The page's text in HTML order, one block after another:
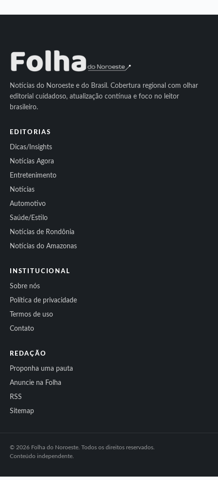
Notícias do Noroeste e do Brasil. Cobertura regional com olhar
editorial cuidadoso, atualização contínua e foco no leitor
brasileiro.
EDITORIAS
Dicas/Insights
Notícias Agora
Entretenimento
Notícias
Automotivo
Saúde/Estilo
Notícias de Rondônia
Notícias do Amazonas
INSTITUCIONAL
Sobre nós
Política de privacidade
Termos de uso
Contato
REDAÇÃO
Proponha uma pauta
Anuncie na Folha
RSS
Sitemap
© 2026 Folha do Noroeste. Todos os direitos reservados.
Conteúdo independente.